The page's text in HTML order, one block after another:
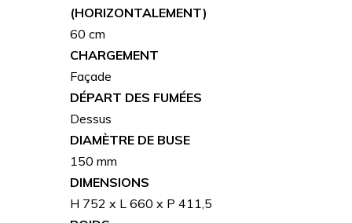
(HORIZONTALEMENT)
60 cm
CHARGEMENT
Façade
DÉPART DES FUMÉES
Dessus
DIAMÈTRE DE BUSE
150 mm
DIMENSIONS
H 752 x L 660 x P 411,5